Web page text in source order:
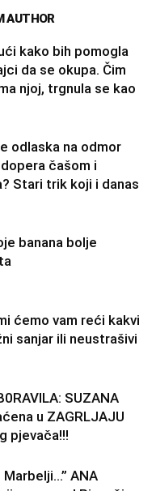
AUTHOR
kako bih pomogla
da se okupa. Čim
njoj, trgnula se kao
odlaska na odmor
čašom i
Stari trik koji i danas
banana bolje
ćemo vam reći kakvi
sanjar ili neustrašivi
SUZANA
u ZAGRLJAJU
pjevača!!!
ANA